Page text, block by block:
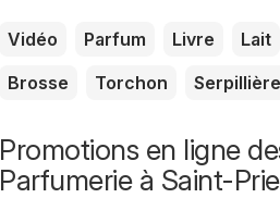
Vidéo Parfum Livre Lait
Brosse
Torchon Serpillière
Promotions en ligne
Parfumerie à Saint-